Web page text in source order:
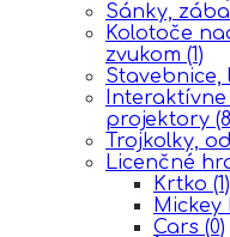
Sánky,
Kolotoče
zvukom (1)
Stavebnice,
Interaktívne
projektory
Trojkolky,
Licenčné
Krtko (1)
Mickey
Cars (0)